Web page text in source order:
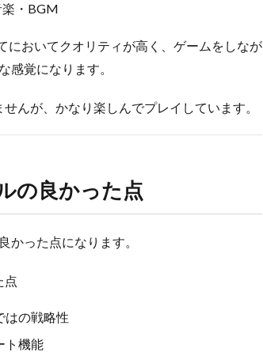
・BGM
においてクオリティが高く、ゲームをしなが
感覚になります。
んが、かなり楽しんでプレイしています。
の良かった点
かった点になります。
点
はの戦略性
ト機能